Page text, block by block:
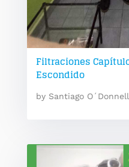
Filtraciones
Escondido
by Santiago O´Donnell